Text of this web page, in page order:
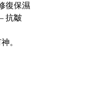
復保濕
抗皺
。